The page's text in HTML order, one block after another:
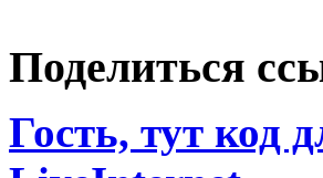
Поделиться
Гость, тут код